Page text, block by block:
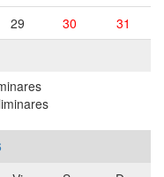
29 30 31